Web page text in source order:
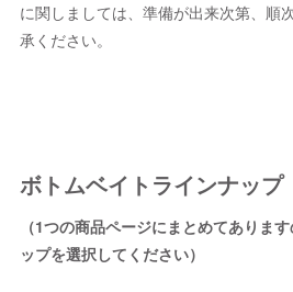
に関しましては、準備が出来次第、順
承ください。
ボトムベイトラインナップ
（1つの商品ページにまとめてありま
ップを選択してください）